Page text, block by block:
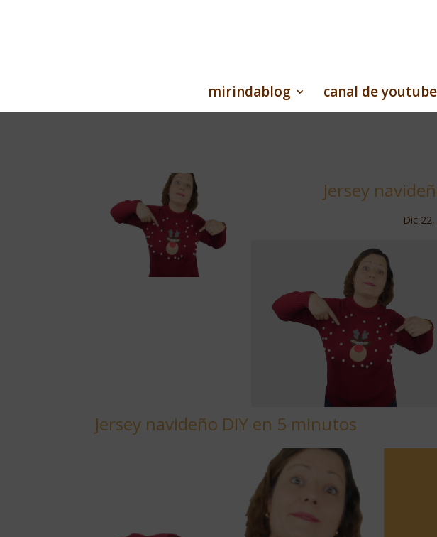
mirindablog canal de youtube
Jersey
Dic
Jersey navideño DIY en 5 minutos